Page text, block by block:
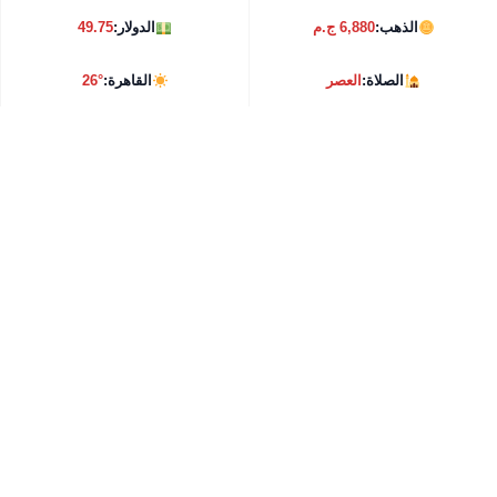
الذهب:6,880 ج.م الدولار:49.75
الصلاة:العصر القاهرة:26°